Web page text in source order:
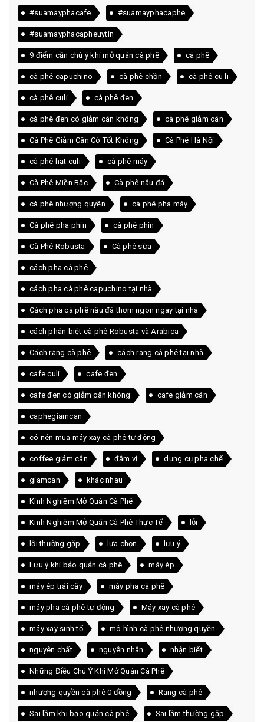
#suamayphacafe #suamayphacaphe
#suamayphacapheuytin
9 điểm cần chú ý khi mở quán cà phê cà phê
cà phê capuchino cà phê chồn cà phê cu li
cà phê culi cà phê đen
cà phê đen có giảm cân không cà phê giảm cân
Cà Phê Giảm Cân Có Tốt Không Cà Phê Hà Nội
cà phê hạt culi cà phê máy
Cà Phê Miền Bắc Cà phê nâu đá
cà phê nhượng quyền cà phê pha máy
Cà phê pha phin cà phê phin
Cà Phê Robusta Cà phê sữa
cách pha cà phê
cách pha cà phê capuchino tại nhà
Cách pha cà phê nâu đá thơm ngon ngay tại nhà
cách phân biệt cà phê Robusta và Arabica
Cách rang cà phê cách rang cà phê tại nhà
cafe culi cafe đen
cafe đen có giảm cân không cafe giảm cân
caphegiamcan
có nên mua máy xay cà phê tự động
coffee giảm cân đậm vị dụng cụ pha chế
giamcan khác nhau
Kinh Nghiệm Mở Quán Cà Phê
Kinh Nghiệm Mở Quán Cà Phê Thực Tế lỗi
lỗi thường gặp lựa chọn lưu ý
Lưu ý khi bảo quản cà phê máy ép
máy ép trái cây máy pha cà phê
máy pha cà phê tự động Máy xay cà phê
máy xay sinh tố mô hình cà phê nhượng quyền
nguyên chất nguyên nhân nhận biết
Những Điều Chú Ý Khi Mở Quán Cà Phê
nhượng quyền cà phê 0 đồng Rang cà phê
Sai lầm khi bảo quản cà phê Sai lầm thường gặp